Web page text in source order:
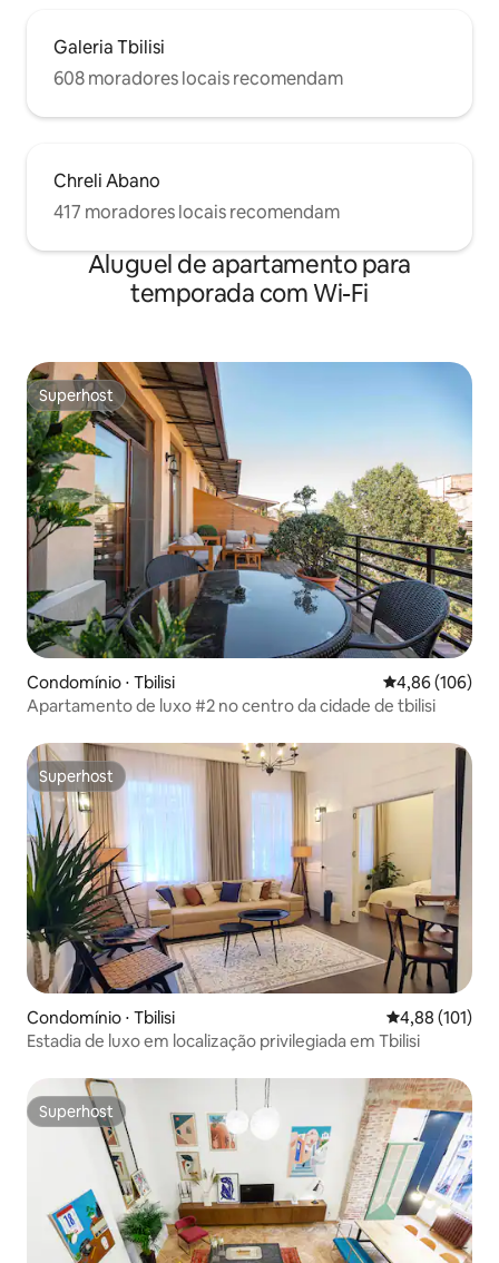
Galeria Tbilisi
608 moradores locais recomendam
Chreli Abano
417 moradores locais recomendam
Aluguel de apartamento para
temporada com Wi-Fi
Superhost
Superhost
Condomínio ⋅ Tbilisi 4,86 de uma
4,86 (106)
Apartamento de luxo #2 no centro da cidade de tbilisi
Superhost
Superhost
Condomínio ⋅ Tbilisi 4,88 de uma
4,88 (101)
Estadia de luxo em localização privilegiada em Tbilisi
Superhost
Superhost